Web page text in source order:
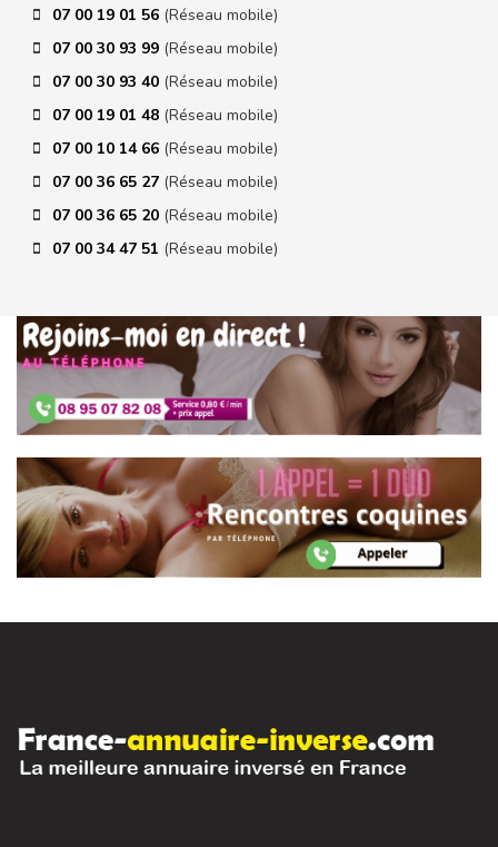
07 00 19 01 56 (Réseau mobile)
07 00 30 93 99 (Réseau mobile)
07 00 30 93 40 (Réseau mobile)
07 00 19 01 48 (Réseau mobile)
07 00 10 14 66 (Réseau mobile)
07 00 36 65 27 (Réseau mobile)
07 00 36 65 20 (Réseau mobile)
07 00 34 47 51 (Réseau mobile)